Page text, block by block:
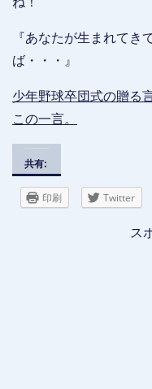
『あなたが生まれてき
ば・・・』
少年野球卒団式の贈る
この一言。
共有:
印刷 Twitter
ス